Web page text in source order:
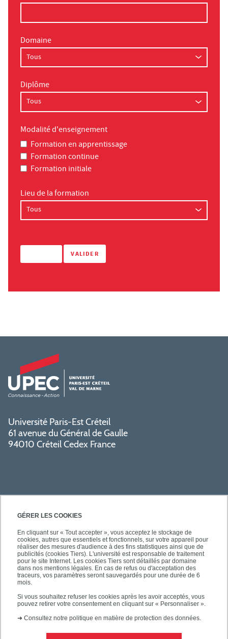
GÉRER LES COOKIES
En cliquant sur « Tout accepter », vous acceptez le stockage de
cookies, autres que essentiels et fonctionnels, sur votre appareil pour
réaliser des mesures d'audience à des fins statistiques ainsi que de
publicités (cookies Tiers). L'université est responsable de traitement
pour le site Internet. Les cookies Tiers sont détaillés par domaine
dans nos mentions légales. En cas de refus ou d'acceptation des
traceurs, vos paramètres seront sauvegardés pour une durée de 6
mois.
Si vous souhaitez refuser les cookies après les avoir acceptés, vous
pouvez retirer votre consentement en cliquant sur « Personnaliser ».
➜ Consultez notre politique en matière de protection des données.
Domaine
Diplôme
Modalité d'enseignement
Formation en apprentissage
Formation continue
Formation initiale
Lieu de la formation
Université Paris-Est Créteil
61 avenue du Général de Gaulle
94010 Créteil Cedex France
SÉCURITÉ
SUIVEZ-NOUS